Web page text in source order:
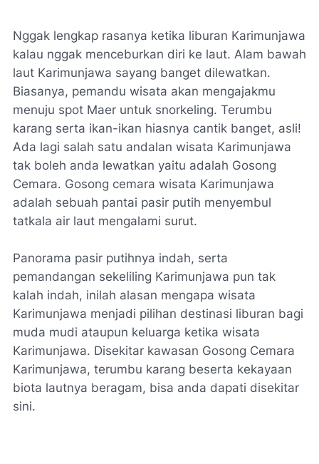
Nggak lengkap rasanya ketika liburan Karimunjawa
kalau nggak menceburkan diri ke laut. Alam bawah
laut Karimunjawa sayang banget dilewatkan.
Biasanya, pemandu wisata akan mengajakmu
menuju spot Maer untuk snorkeling. Terumbu
karang serta ikan-ikan hiasnya cantik banget, asli!
Ada lagi salah satu andalan wisata Karimunjawa
tak boleh anda lewatkan yaitu adalah Gosong
Cemara. Gosong cemara wisata Karimunjawa
adalah sebuah pantai pasir putih menyembul
tatkala air laut mengalami surut.
Panorama pasir putihnya indah, serta
pemandangan sekeliling Karimunjawa pun tak
kalah indah, inilah alasan mengapa wisata
Karimunjawa menjadi pilihan destinasi liburan bagi
muda mudi ataupun keluarga ketika wisata
Karimunjawa. Disekitar kawasan Gosong Cemara
Karimunjawa, terumbu karang beserta kekayaan
biota lautnya beragam, bisa anda dapati disekitar
sini.